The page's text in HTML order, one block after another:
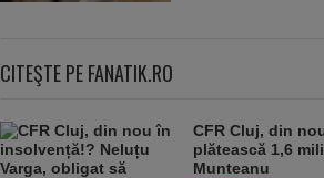
CITEŞTE PE FANATIK.RO
CFR Cluj, din
plătească 1,6
Munteanu